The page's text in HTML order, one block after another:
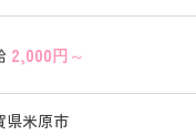
2,000円～
県米原市